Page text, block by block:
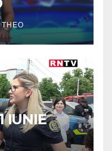
IUNIE